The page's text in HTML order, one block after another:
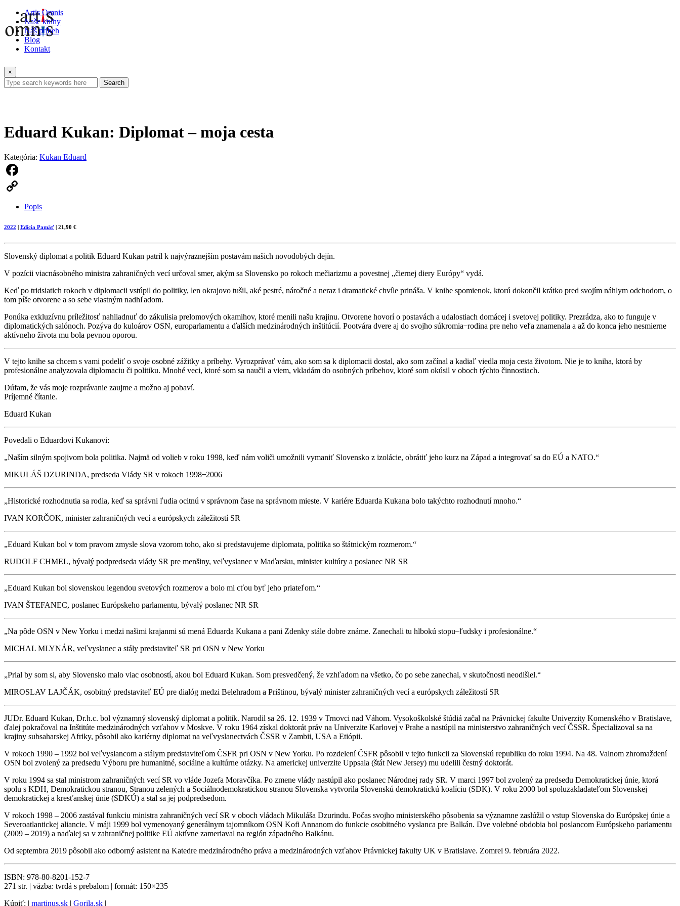
Artis Omnis
Naše knihy
Náš príbeh
Blog
Kontakt
×
Search
Eduard Kukan: Diplomat – moja cesta
Kategória: Kukan Eduard
Facebook
Popis
2022 | Edícia Pamäť | 21,90 €
Slovenský diplomat a politik Eduard Kukan patril k najvýraznejším postavám našich novodobých dejín.
V pozícii viacnásobného ministra zahraničných vecí určoval smer, akým sa Slovensko po rokoch mečiarizmu a povestnej „čiernej diery Európy“ vydá.
Keď po tridsiatich rokoch v diplomacii vstúpil do politiky, len okrajovo tušil, aké pestré, náročné a neraz i dramatické chvíle prináša. V knihe spomienok, ktorú dokončil krátko pred svojím náhlym odchodom, o
tom píše otvorene a so sebe vlastným nadhľadom.
Ponúka exkluzívnu príležitosť nahliadnuť do zákulisia prelomových okamihov, ktoré menili našu krajinu. Otvorene hovorí o postavách a udalostiach domácej i svetovej politiky. Prezrádza, ako to funguje v
diplomatických salónoch. Pozýva do kuloárov OSN, europarlamentu a ďalších medzinárodných inštitúcií. Pootvára dvere aj do svojho súkromia ̶ rodina pre neho veľa znamenala a až do konca jeho nesmierne
aktívneho života mu bola pevnou oporou.
V tejto knihe sa chcem s vami podeliť o svoje osobné zážitky a príbehy. Vyrozprávať vám, ako som sa k diplomacii dostal, ako som začínal a kadiaľ viedla moja cesta životom. Nie je to kniha, ktorá by
profesionálne analyzovala diplomaciu či politiku. Mnohé veci, ktoré som sa naučil a viem, vkladám do osobných príbehov, ktoré som okúsil v oboch týchto činnostiach.
Dúfam, že vás moje rozprávanie zaujme a možno aj pobaví.
Príjemné čítanie.
Eduard Kukan
Povedali o Eduardovi Kukanovi:
„Naším silným spojivom bola politika. Najmä od volieb v roku 1998, keď nám voliči umožnili vymaniť Slovensko z izolácie, obrátiť jeho kurz na Západ a integrovať sa do EÚ a NATO.“
MIKULÁŠ DZURINDA, predseda Vlády SR v rokoch 1998 ̶ 2006
„Historické rozhodnutia sa rodia, keď sa správni ľudia ocitnú v správnom čase na správnom mieste. V kariére Eduarda Kukana bolo takýchto rozhodnutí mnoho.“
IVAN KORČOK, minister zahraničných vecí a európskych záležitostí SR
„Eduard Kukan bol v tom pravom zmysle slova vzorom toho, ako si predstavujeme diplomata, politika so štátnickým rozmerom.“
RUDOLF CHMEL, bývalý podpredseda vlády SR pre menšiny, veľvyslanec v Maďarsku, minister kultúry a poslanec NR SR
„Eduard Kukan bol slovenskou legendou svetových rozmerov a bolo mi cťou byť jeho priateľom.“
IVAN ŠTEFANEC, poslanec Európskeho parlamentu, bývalý poslanec NR SR
„Na pôde OSN v New Yorku i medzi našimi krajanmi sú mená Eduarda Kukana a pani Zdenky stále dobre známe. Zanechali tu hlbokú stopu ̶ ľudsky i profesionálne.“
MICHAL MLYNÁR, veľvyslanec a stály predstaviteľ SR pri OSN v New Yorku
„Prial by som si, aby Slovensko malo viac osobností, akou bol Eduard Kukan. Som presvedčený, že vzhľadom na všetko, čo po sebe zanechal, v skutočnosti neodišiel.“
MIROSLAV LAJČÁK, osobitný predstaviteľ EÚ pre dialóg medzi Belehradom a Prištinou, bývalý minister zahraničných vecí a európskych záležitostí SR
JUDr. Eduard Kukan, Dr.h.c. bol významný slovenský diplomat a politik. Narodil sa 26. 12. 1939 v Trnovci nad Váhom. Vysokoškolské štúdiá začal na Právnickej fakulte Univerzity Komenského v Bratislave,
ďalej pokračoval na Inštitúte medzinárodných vzťahov v Moskve. V roku 1964 získal doktorát práv na Univerzite Karlovej v Prahe a nastúpil na ministerstvo zahraničných vecí ČSSR. Špecializoval sa na
krajiny subsaharskej Afriky, pôsobil ako kariérny diplomat na veľvyslanectvách ČSSR v Zambii, USA a Etiópii.
V rokoch 1990 – 1992 bol veľvyslancom a stálym predstaviteľom ČSFR pri OSN v New Yorku. Po rozdelení ČSFR pôsobil v tejto funkcii za Slovenskú republiku do roku 1994. Na 48. Valnom zhromaždení
OSN bol zvolený za predsedu Výboru pre humanitné, sociálne a kultúrne otázky. Na americkej univerzite Uppsala (štát New Jersey) mu udelili čestný doktorát.
V roku 1994 sa stal ministrom zahraničných vecí SR vo vláde Jozefa Moravčíka. Po zmene vlády nastúpil ako poslanec Národnej rady SR. V marci 1997 bol zvolený za predsedu Demokratickej únie, ktorá
spolu s KDH, Demokratickou stranou, Stranou zelených a Sociálnodemokratickou stranou Slovenska vytvorila Slovenskú demokratickú koalíciu (SDK). V roku 2000 bol spoluzakladateľom Slovenskej
demokratickej a kresťanskej únie (SDKÚ) a stal sa jej podpredsedom.
V rokoch 1998 – 2006 zastával funkciu ministra zahraničných vecí SR v oboch vládach Mikuláša Dzurindu. Počas svojho ministerského pôsobenia sa významne zaslúžil o vstup Slovenska do Európskej únie a
Severoatlantickej aliancie. V máji 1999 bol vymenovaný generálnym tajomníkom OSN Kofi Annanom do funkcie osobitného vyslanca pre Balkán. Dve volebné obdobia bol poslancom Európskeho parlamentu
(2009 – 2019) a naďalej sa v zahraničnej politike EÚ aktívne zameriaval na región západného Balkánu.
Od septembra 2019 pôsobil ako odborný asistent na Katedre medzinárodného práva a medzinárodných vzťahov Právnickej fakulty UK v Bratislave. Zomrel 9. februára 2022.
ISBN: 978-80-8201-152-7
271 str. | väzba: tvrdá s prebalom | formát: 150×235
Kúpiť: | martinus.sk | Gorila.sk |